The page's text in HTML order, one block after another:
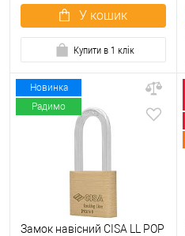
У кошик
Купити в 1 клік
Новинка
Радимо
Замок навісний CISA LL POP